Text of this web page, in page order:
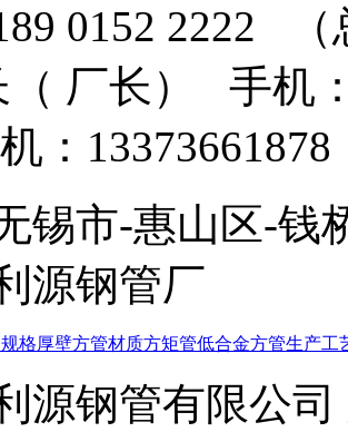
0152 2222 （
（ 厂长） 手机
：
锡市-惠山区-钱
源钢管厂
规格厚壁方管材质方矩管低合金方管生产工
源钢管有限公